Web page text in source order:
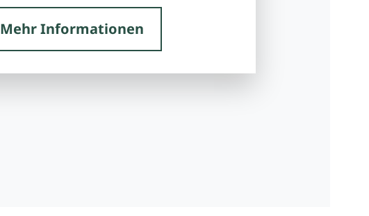
Mehr Informationen